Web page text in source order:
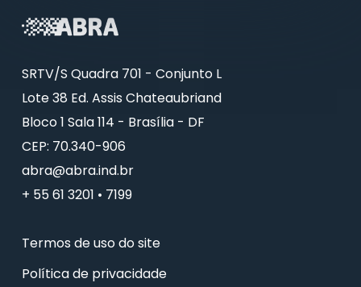
SRTV/S Quadra 701 - Conjunto L
Lote 38 Ed. Assis Chateaubriand
Bloco 1 Sala 114 - Brasília - DF
CEP: 70.340-906
abra@abra.ind.br
+ 55 61 3201 • 7199
Termos de uso do site
Política de privacidade